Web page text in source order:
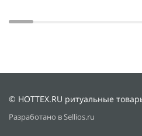
© HOTTEX.RU ритуальные
Разработано в Sellios.ru